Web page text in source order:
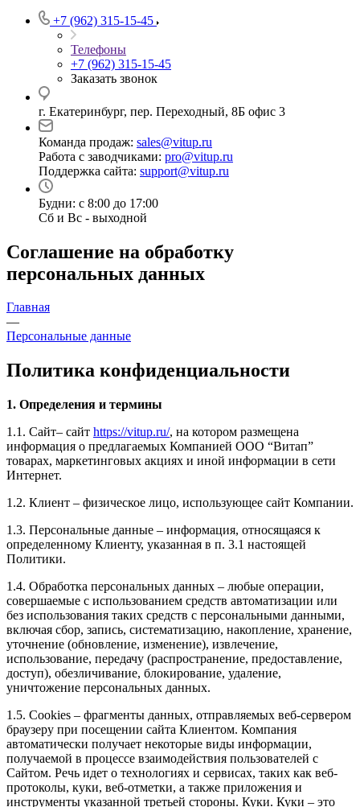
+7 (962) 315-15-45
Телефоны
+7 (962) 315-15-45
Заказать звонок
г. Екатеринбург, пер. Переходный, 8Б офис 3
Команда продаж: sales@vitup.ru
Работа с заводчиками: pro@vitup.ru
Поддержка сайта: support@vitup.ru
Будни: с 8:00 до 17:00
Сб и Вс - выходной
Соглашение на обработку
персональных данных
Главная
—
Персональные данные
Политика конфиденциальности
1. Определения и термины
1.1. Сайт– сайт https://vitup.ru/, на котором размещена
информация о предлагаемых Компанией ООО “Витап”
товарах, маркетинговых акциях и иной информации в сети
Интернет.
1.2. Клиент – физическое лицо, использующее сайт Компании.
1.3. Персональные данные – информация, относящаяся к
определенному Клиенту, указанная в п. 3.1 настоящей
Политики.
1.4. Обработка персональных данных – любые операции,
совершаемые с использованием средств автоматизации или
без использования таких средств с персональными данными,
включая сбор, запись, систематизацию, накопление, хранение,
уточнение (обновление, изменение), извлечение,
использование, передачу (распространение, предоставление,
доступ), обезличивание, блокирование, удаление,
уничтожение персональных данных.
1.5. Cookies – фрагменты данных, отправляемых веб-сервером
браузеру при посещении сайта Клиентом. Компания
автоматически получает некоторые виды информации,
получаемой в процессе взаимодействия пользователей с
Cайтом. Речь идет о технологиях и сервисах, таких как веб-
протоколы, куки, веб-отметки, а также приложения и
инструменты указанной третьей стороны. Куки. Куки – это